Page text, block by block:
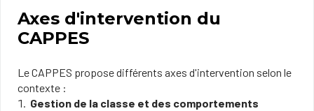
Axes d'intervention du
CAPPES
Le CAPPES propose différents axes d'intervention selon le
contexte :
Gestion de la classe et des comportements